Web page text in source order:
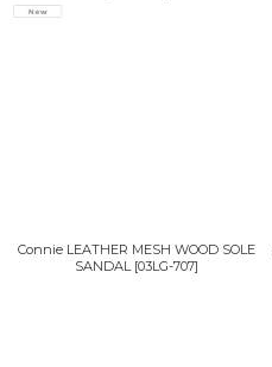
Connie LEATHER MESH WOOD SOLE
SANDAL [03LG-707]